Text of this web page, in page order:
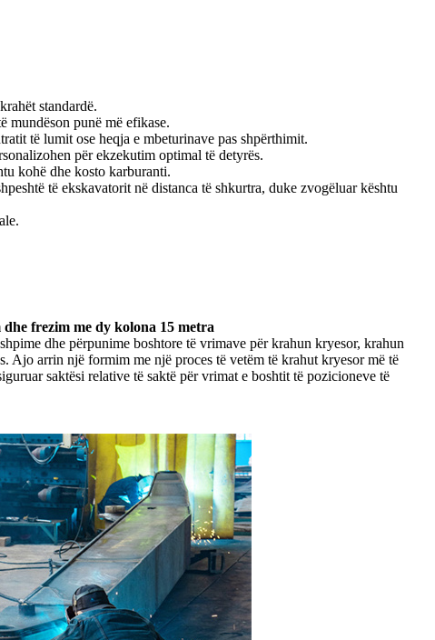
standardë.
mundëson punë më efikase.
të lumit ose heqja e mbeturinave pas shpërthimit.
për ekzekutim optimal të detyrës.
kohë dhe kosto karburanti.
të ekskavatorit në distanca të shkurtra, duke zvogëluar kështu
frezim me dy kolona 15 metra
dhe përpunime boshtore të vrimave për krahun kryesor, krahun
Ajo arrin një formim me një proces të vetëm të krahut kryesor më të
saktësi relative të saktë për vrimat e boshtit të pozicioneve të